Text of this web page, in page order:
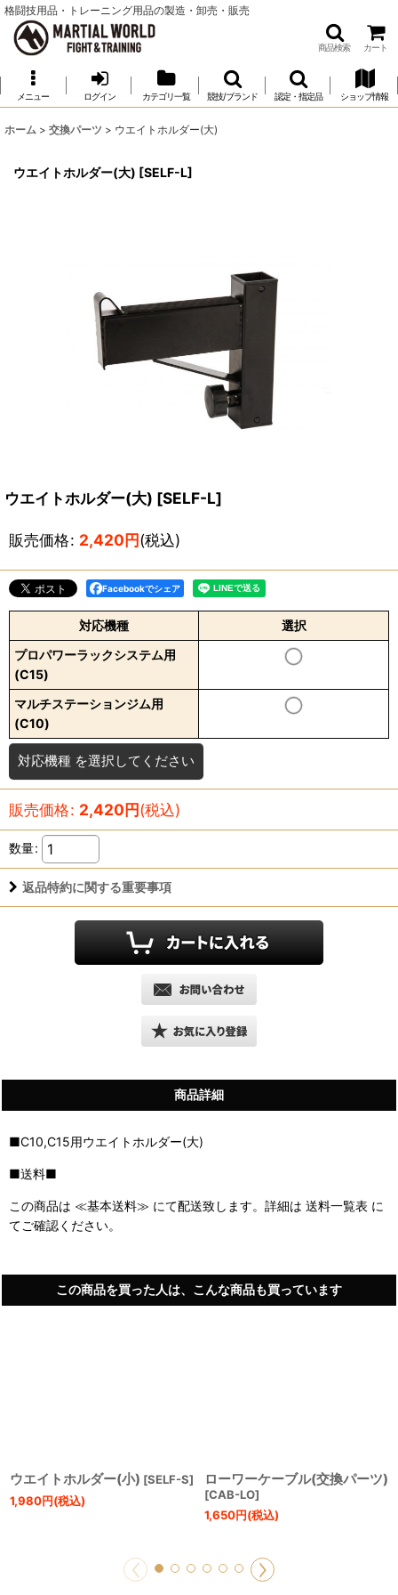
格闘技用品・トレーニング用品の製造・卸売・販売
商品検索 カート
メニュー ログイン カテゴリ一覧 競技/ブランド 認定・指定品 ショップ情報
ホーム > 交換パーツ > ウエイトホルダー(大)
ウエイトホルダー(大) [SELF-L]
ウエイトホルダー(大) [SELF-L]
販売価格: 2,420円(税込)
Facebookでシェア
対応機種
選択
プロパワーラックシステム用
(C15)
マルチステーションジム用
(C10)
対応機種 を選択してください
販売価格: 2,420円(税込)
数量:
返品特約に関する重要事項
商品詳細
■C10,C15用ウエイトホルダー(大)
■送料■
この商品は ≪基本送料≫ にて配送致します。詳細は 送料一覧表 に
てご確認ください。
この商品を買った人は、こんな商品も買っています
ウエイトホルダー(小) [SELF-S]
1,980円(税込)
ローワーケーブル(交換パーツ)
[CAB-LO]
1,650円(税込)